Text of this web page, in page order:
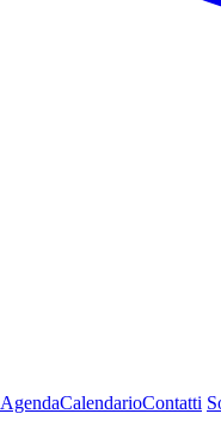
AgendaCalendarioContatti